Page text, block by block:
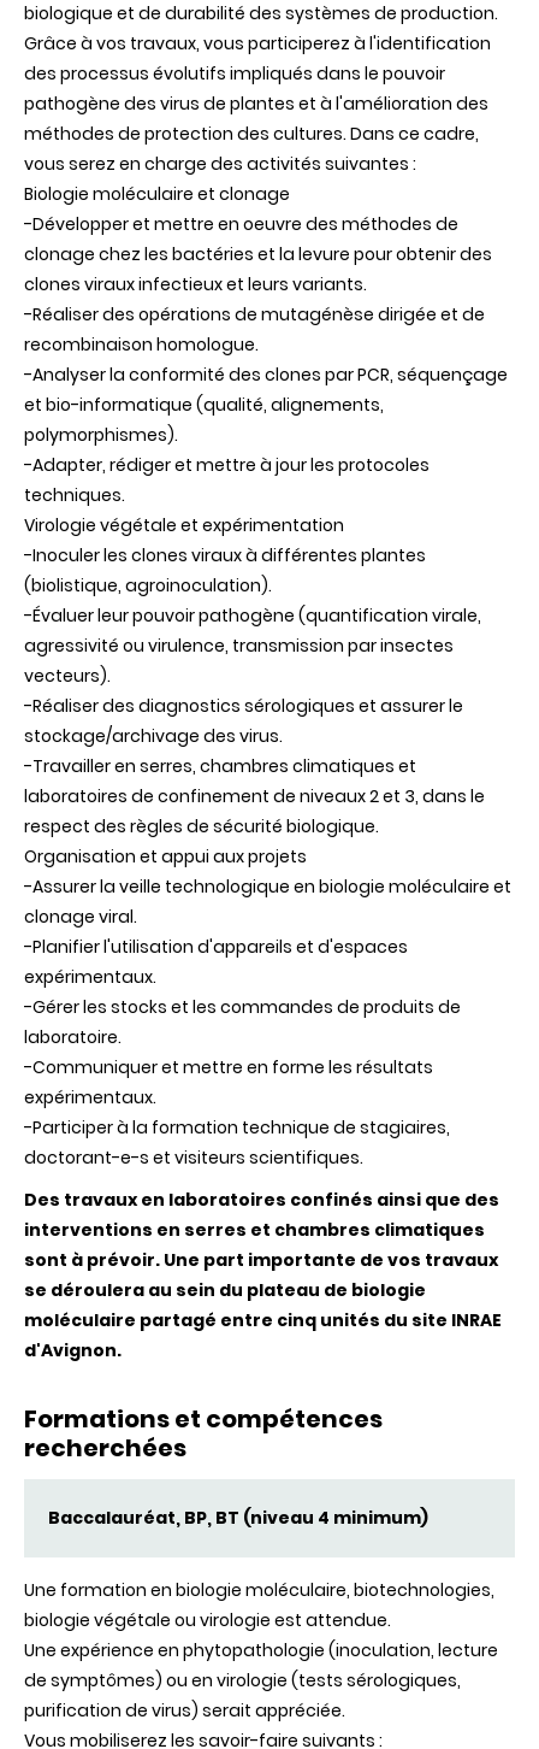
biologique et de durabilité des systèmes de production.
Grâce à vos travaux, vous participerez à l'identification
des processus évolutifs impliqués dans le pouvoir
pathogène des virus de plantes et à l'amélioration des
méthodes de protection des cultures. Dans ce cadre,
vous serez en charge des activités suivantes :
Biologie moléculaire et clonage
-Développer et mettre en oeuvre des méthodes de
clonage chez les bactéries et la levure pour obtenir des
clones viraux infectieux et leurs variants.
-Réaliser des opérations de mutagénèse dirigée et de
recombinaison homologue.
-Analyser la conformité des clones par PCR, séquençage
et bio-informatique (qualité, alignements,
polymorphismes).
-Adapter, rédiger et mettre à jour les protocoles
techniques.
Virologie végétale et expérimentation
-Inoculer les clones viraux à différentes plantes
(biolistique, agroinoculation).
-Évaluer leur pouvoir pathogène (quantification virale,
agressivité ou virulence, transmission par insectes
vecteurs).
-Réaliser des diagnostics sérologiques et assurer le
stockage/archivage des virus.
-Travailler en serres, chambres climatiques et
laboratoires de confinement de niveaux 2 et 3, dans le
respect des règles de sécurité biologique.
Organisation et appui aux projets
-Assurer la veille technologique en biologie moléculaire et
clonage viral.
-Planifier l'utilisation d'appareils et d'espaces
expérimentaux.
-Gérer les stocks et les commandes de produits de
laboratoire.
-Communiquer et mettre en forme les résultats
expérimentaux.
-Participer à la formation technique de stagiaires,
doctorant-e-s et visiteurs scientifiques.
Des travaux en laboratoires confinés ainsi que des
interventions en serres et chambres climatiques
sont à prévoir. Une part importante de vos travaux
se déroulera au sein du plateau de biologie
moléculaire partagé entre cinq unités du site INRAE
d'Avignon.
Formations et compétences
recherchées
Baccalauréat, BP, BT (niveau 4 minimum)
Une formation en biologie moléculaire, biotechnologies,
biologie végétale ou virologie est attendue.
Une expérience en phytopathologie (inoculation, lecture
de symptômes) ou en virologie (tests sérologiques,
purification de virus) serait appréciée.
Vous mobiliserez les savoir-faire suivants :